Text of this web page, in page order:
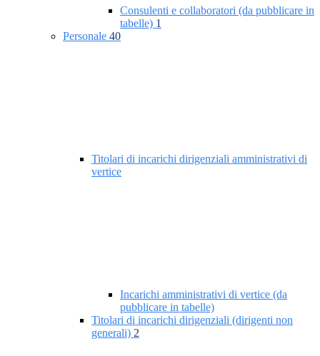
Consulenti e collaboratori (da pubblicare in
tabelle) 1
Personale 40
Titolari di incarichi dirigenziali amministrativi di
vertice
Incarichi amministrativi di vertice (da
pubblicare in tabelle)
Titolari di incarichi dirigenziali (dirigenti non
generali) 2